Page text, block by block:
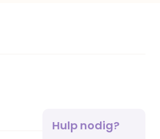
Hulp nodig?